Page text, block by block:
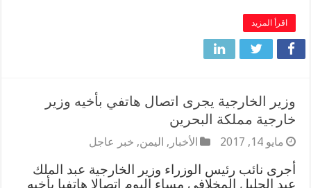
اقرأ المزيد
وزير الخارجية يجرى اتصال هاتفي بأخيه وزير
خارجية مملكة البحرين
مايو 14, 2017 الأخبار , اليمن, خبر عاجل
أجرى نائب رئيس الوزراء وزير الخارجية عبد الملك
عبد الجليل المخلافي مساء اليوم اتصالا هاتفيا بأخيه